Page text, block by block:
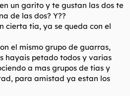
un garito y te gustan las dos te
de las dos? Y??
cierta tia, ya se queda con el
el mismo grupo de guarras,
hayais petado todos y varias
a mas grupos de tias y
para amistad ya estan los